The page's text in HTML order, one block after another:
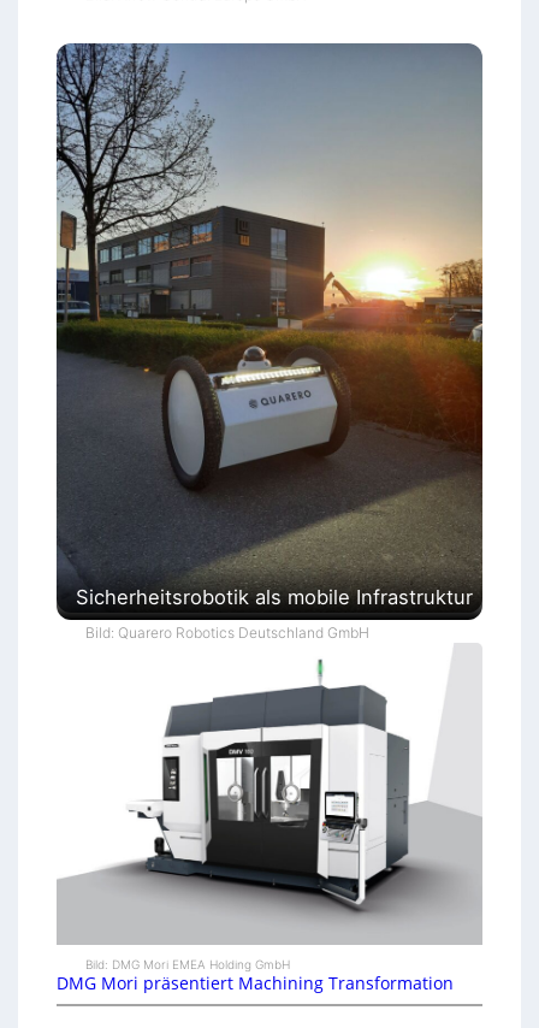
Sicherheitsrobotik als mobile Infrastruktur
Bild: Quarero Robotics Deutschland GmbH
Bild: DMG Mori EMEA Holding GmbH
DMG Mori präsentiert Machining Transformation